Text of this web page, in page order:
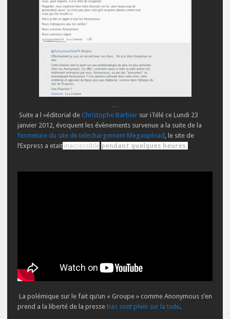
…
Suite a l »éditorial de Christophe Barbier sur iTélé ce Lundi 23
janvier 2012, évoquent les évènements survenue a la suite de la
fermeture du site de telechargement Megaupload , le site de
l’Express a etait inaccessible pendant quelques heures.
La polémique sur le fait qu’un « Groupe » comme Anonymous s’en
prend a la liberté de la presse bas sont plein sur la toile.